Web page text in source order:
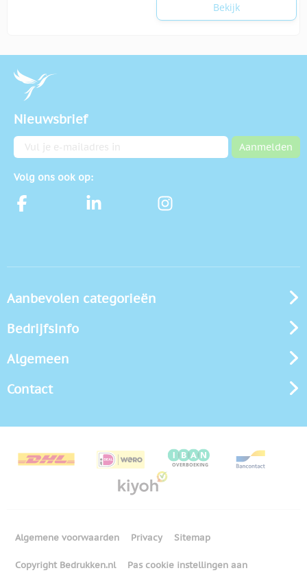
Bekijk
Nieuwsbrief
E-mailadres Aanmelden
Volg ons ook op:
Aanbevolen categorieën
Bedrijfsinfo
Algemeen
Contact
Algemene voorwaarden Privacy Sitemap
Copyright Bedrukken.nl Pas cookie instellingen aan